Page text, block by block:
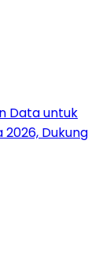
Data untuk
2026, Dukung